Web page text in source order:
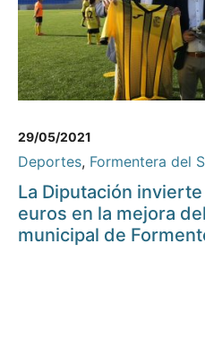
29/05/2021
Deportes, Formentera del
La Diputación
euros en la mejora
municipal de